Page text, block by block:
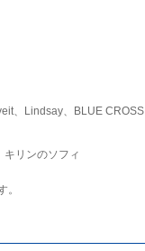
、Lindsay、BLUE CROSS
リンのソフィ
。